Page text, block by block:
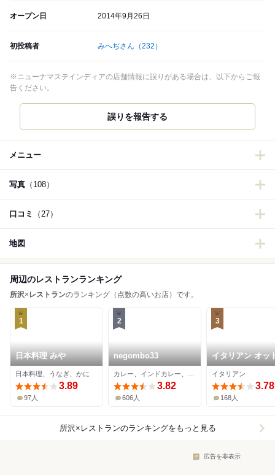
オープン日 2014年9月26日
初投稿者 みへぢさん （232）
※ニューナマステインディアの店舗情報に誤りがある場合は、以下からご報
告ください。
誤りを報告する
メニュー
写真 （108）
口コミ （27）
地図
周辺のレストランランキング
所沢× レストランのランキング（点数の高いお店）です。
1
日本料理 みや
日本料理、うなぎ、かに
3.89
97人
2
negombo33
3.82
606人
3
イタリアン オッ
イタリアン
3.78
168人
所沢×レストランのランキングをもっと見る
広告を非表示